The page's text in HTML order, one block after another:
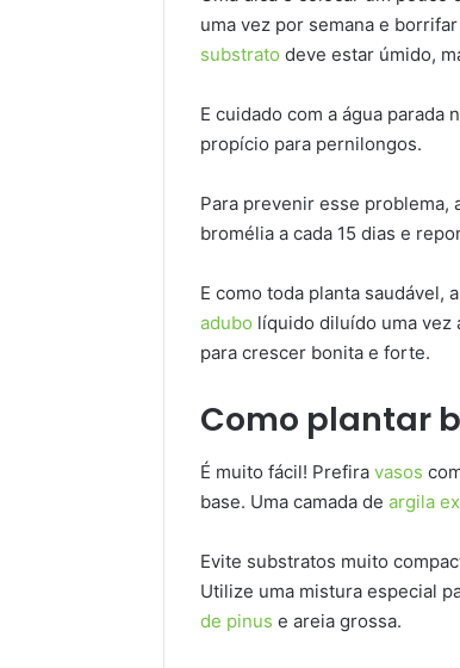
uma vez por semana e
substrato deve estar úmido,
E cuidado com a água
propício para pernilongos.
Para prevenir esse problema,
bromélia a cada 15 dias e
E como toda planta saudável,
adubo líquido diluído uma vez
para crescer bonita e forte.
Como plantar
É muito fácil! Prefira vasos
base. Uma camada de argila
Evite substratos muito
Utilize uma mistura especial
de pinus e areia grossa.